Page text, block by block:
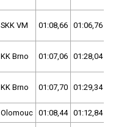
SKK VM 01:08,66 01:06,76
KK Brno 01:07,06 01:28,04
KK Brno 01:07,70 01:29,34
Olomouc 01:08,44 01:12,84